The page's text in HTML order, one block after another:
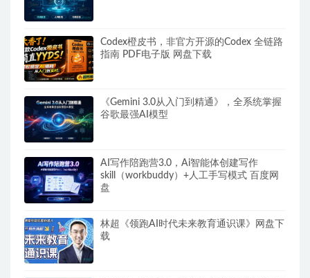
Codex橙皮书，非官方开源的Codex 全链路
指南 PDF电子版 网盘下载
《Gemini 3.0从入门到精通》，全系统掌握
谷歌最强AI模型
AI写作陪跑营3.0，Ai智能体创建写作
skill（workbuddy）+人工手写模式 百度网
盘
林超《领跑AI时代未来教育通识课》网盘下
载